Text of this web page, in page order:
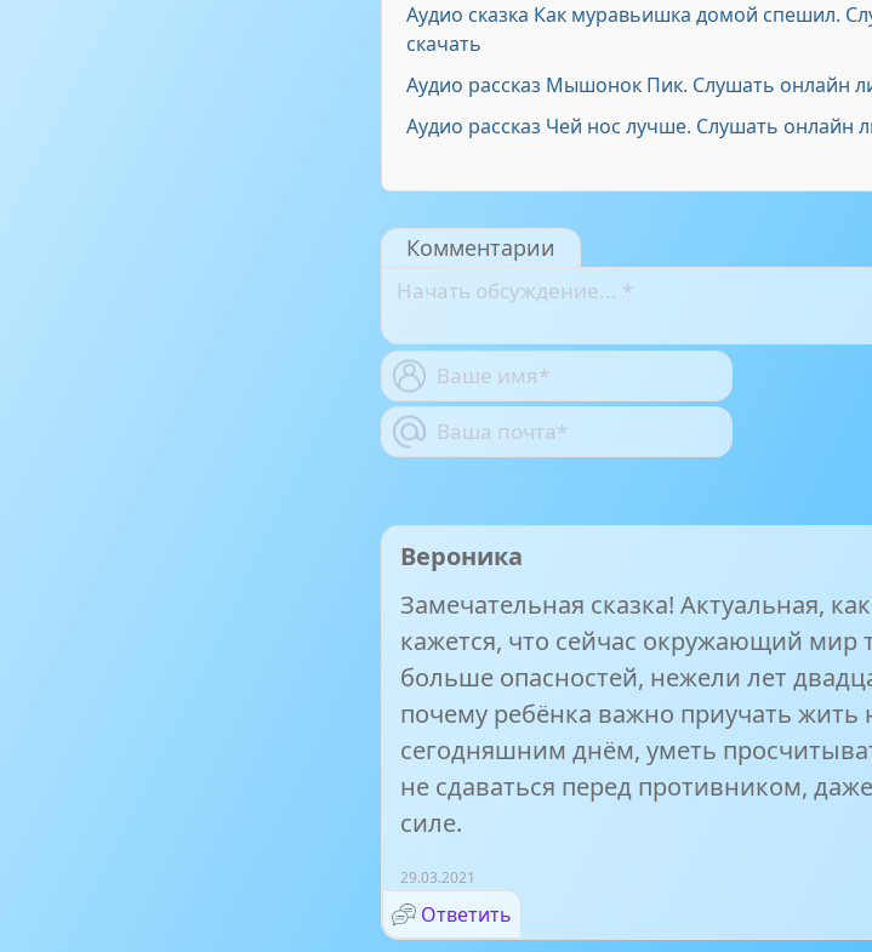
Аудио сказка Как муравьишка домой спешил.
скачать
Аудио рассказ Мышонок Пик. Слушать онлайн
Аудио рассказ Чей нос лучше. Слушать онлайн
Комментарии
Вероника
Замечательная сказка! Актуальная,
кажется, что сейчас окружающий мир
больше опасностей, нежели лет
почему ребёнка важно приучать жить
сегодняшним днём, уметь
не сдаваться перед противником,
силе.
29.03.2021
Ответить